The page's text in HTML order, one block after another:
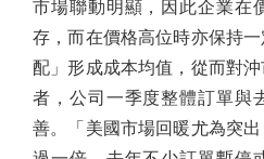
市場聯動明顯，因此企業在
存，而在價格高位時亦保持
配」形成成本均值，從而對
者，公司一季度整體訂單與
善。「美國市場回暖尤為突